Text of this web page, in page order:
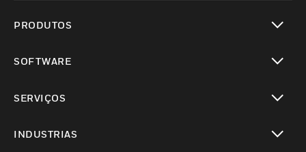
PRODUTOS
SOFTWARE
SERVIÇOS
INDUSTRIAS